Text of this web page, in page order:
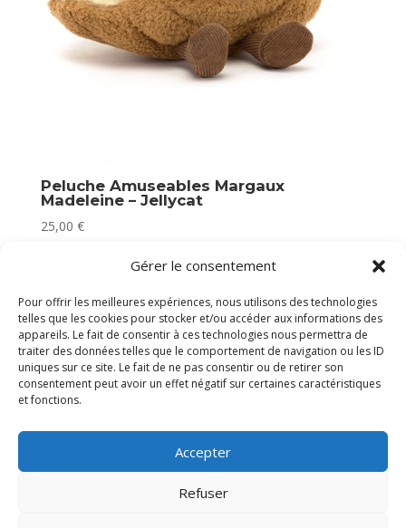
Gérer le consentement
Pour offrir les meilleures expériences, nous utilisons des technologies
telles que les cookies pour stocker et/ou accéder aux informations des
appareils. Le fait de consentir à ces technologies nous permettra de
traiter des données telles que le comportement de navigation ou les ID
uniques sur ce site. Le fait de ne pas consentir ou de retirer son
consentement peut avoir un effet négatif sur certaines caractéristiques
et fonctions.
Accepter
Refuser
Peluche Amuseables Margaux
Madeleine – Jellycat
25,00 €